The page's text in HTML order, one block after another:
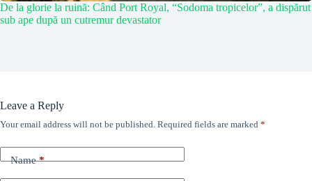
De la glorie la ruină: Când Port Royal, “Sodoma tropicelor”, a dispărut
sub ape după un cutremur devastator
Leave a Reply
Your email address will not be published. Required fields are marked *
Name*